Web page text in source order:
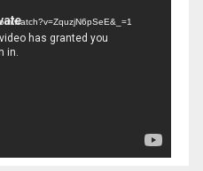
watch?v=ZquzjN6pSeE&_=1